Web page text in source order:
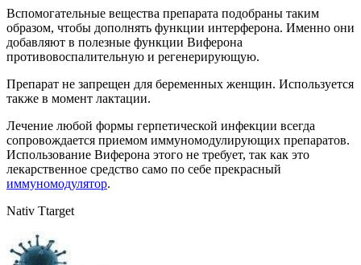
Вспомогательные вещества препарата подобраны таким
образом, чтобы дополнять функции интерферона. Именно они
добавляют в полезные функции Виферона
противовоспалительную и регенерирующую.
Препарат не запрещен для беременных женщин. Используется
также в момент лактации.
Лечение любой формы герпетической инфекции всегда
сопровождается приемом иммуномодулирующих препаратов.
Использование Виферона этого не требует, так как это
лекарственное средство само по себе прекрасный
иммуномодулятор.
Nativ Ttarget